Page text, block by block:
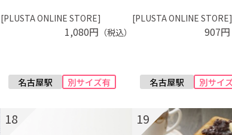
[PLUSTA ONLINE STORE]
1,080円 （税込）
[PLUSTA ONLINE STORE]
907円
18 19